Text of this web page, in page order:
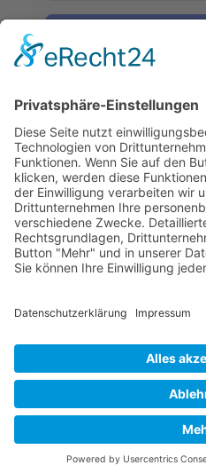
Echte und verdeckte
Erfolg durch Mediation:
© 2026 Frank Hartung Ihr
Frank Hartung -
263 Bewertungen auf